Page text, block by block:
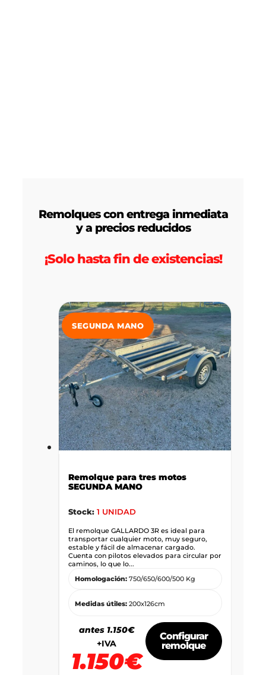
Remolques con entrega inmediata
y a precios reducidos
¡Solo hasta fin de existencias!
SEGUNDA MANO
Remolque para tres motos
SEGUNDA MANO
Stock: 1 UNIDAD
El remolque GALLARDO 3R es ideal para
transportar cualquier moto, muy seguro,
estable y fácil de almacenar cargado.
Cuenta con pilotos elevados para circular por
caminos, lo que lo...
Homologación: 750/650/600/500 Kg
Medidas útiles: 200x126cm
Configurar
remolque
antes 1.150€
+IVA
1.150€